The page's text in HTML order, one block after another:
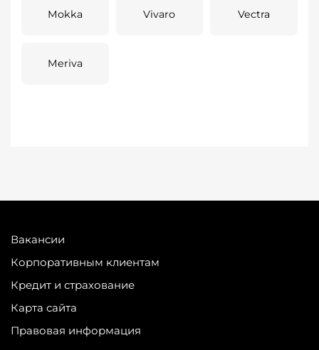
Mokka Vivaro Vectra
Meriva
Вакансии
Корпоративным клиентам
Кредит и страхование
Карта сайта
Правовая информация